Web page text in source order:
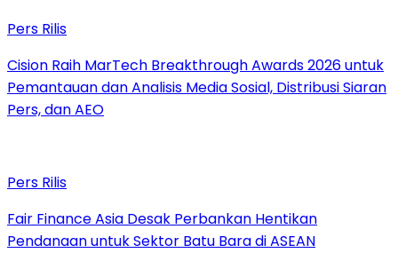
Pers Rilis
Cision Raih MarTech Breakthrough Awards 2026 untuk
Pemantauan dan Analisis Media Sosial, Distribusi Siaran
Pers, dan AEO
Pers Rilis
Fair Finance Asia Desak Perbankan Hentikan
Pendanaan untuk Sektor Batu Bara di ASEAN